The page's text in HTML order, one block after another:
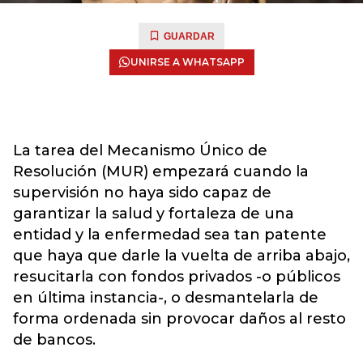
GUARDAR
UNIRSE A WHATSAPP
La tarea del Mecanismo Único de
Resolución (MUR) empezará cuando la
supervisión no haya sido capaz de
garantizar la salud y fortaleza de una
entidad y la enfermedad sea tan patente
que haya que darle la vuelta de arriba abajo,
resucitarla con fondos privados -o públicos
en última instancia-, o desmantelarla de
forma ordenada sin provocar daños al resto
de bancos.